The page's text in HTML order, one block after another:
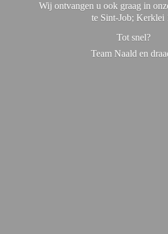
Wij ontvangen u ook graag in
te Sint-Job; Kerklei
Tot snel?
Team Naald en